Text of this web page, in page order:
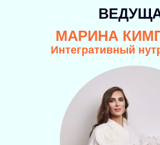
МАРИНА
Интегративный